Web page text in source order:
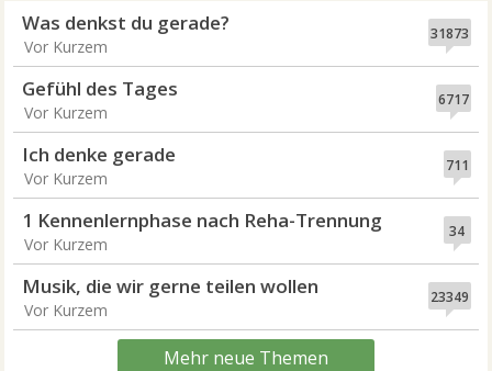
31873
Was denkst du gerade?
Vor Kurzem
6717
Gefühl des Tages
Vor Kurzem
711
Ich denke gerade
Vor Kurzem
34
1 Kennenlernphase nach Reha-Trennung
Vor Kurzem
23349
Musik, die wir gerne teilen wollen
Vor Kurzem
Mehr neue Themen